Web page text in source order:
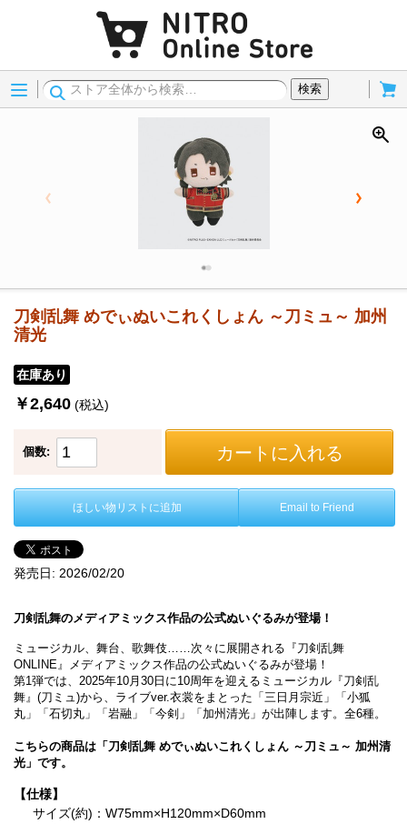
Menu
検索
刀剣乱舞 めでぃぬいこれくしょん ～刀ミュ～ 加州
清光
在庫あり
￥2,640 (税込)
個数: カートに入れる
ほしい物リストに追加 Email to Friend
発売日: 2026/02/20
刀剣乱舞のメディアミックス作品の公式ぬいぐるみが登場！
ミュージカル、舞台、歌舞伎……次々に展開される『刀剣乱舞
ONLINE』メディアミックス作品の公式ぬいぐるみが登場！
第1弾では、2025年10月30日に10周年を迎えるミュージカル『刀剣乱
舞』(刀ミュ)から、ライブver.衣裳をまとった「三日月宗近」「小狐
丸」「石切丸」「岩融」「今剣」「加州清光」が出陣します。全6種。
こちらの商品は「刀剣乱舞 めでぃぬいこれくしょん ～刀ミュ～ 加州清
光」です。
【仕様】
サイズ(約)：W75mm×H120mm×D60mm